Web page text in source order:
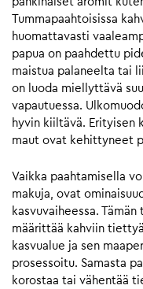
Tummapaahtoisissa
huomattavasti
papua on paahdettu
maistua palaneelta tai
on luoda miellyttävä
vapautuessa.
hyvin kiiltävä. Erityisen
maut ovat kehittyneet
Vaikka paahtamisella
makuja, ovat
kasvuvaiheessa.
määrittää kahviin
kasvualue ja sen
prosessoitu. Samasta
korostaa tai vähentää